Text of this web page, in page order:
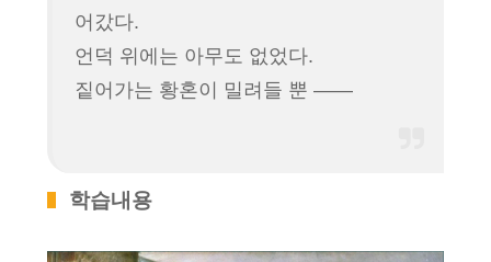
어갔다.
언덕 위에는 아무도 없었다.
짙어가는 황혼이 밀려들 뿐 ――
학습내용